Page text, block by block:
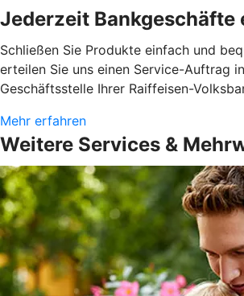
Jederzeit Bankgeschäfte
Schließen Sie Produkte einfach und
erteilen Sie uns einen Service-Auftrag
Geschäftsstelle Ihrer Raiffeisen-
Mehr erfahren
Weitere Services &